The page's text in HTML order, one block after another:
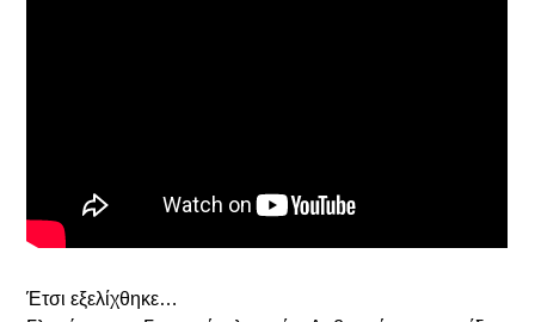
Έτσι εξελίχθηκε…